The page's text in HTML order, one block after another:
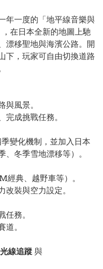
年一度的「地平線音樂與
在日本全新的地圖上馳
漂移聖地與海濱公路。開
下，玩家可自由切換道路
與風景。
完成挑戰任務。
變化機制，並加入日本
冬季雪地漂移等）。
經典、越野車等）。
裝與空力設定。
任務。
道。
線追蹤 與